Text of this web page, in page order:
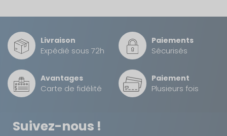
distinguer rapidement les équipements sécurisés
Avec leur garantie limitée à vie, ces antivols Master
terme, que vous soyez en itinérance estivale ou en
hivernage prolongé, sans craindre l’usure
Livraison
Expédié sous 72h
Paiements
Sécurisés
Avantages
Carte de fidélité
Paiement
Plusieurs fois
Suivez-nous !